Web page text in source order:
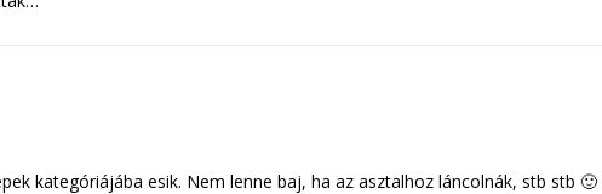
kategóriájába esik. Nem lenne baj, ha az asztalhoz láncolnák, stb stb 🙂